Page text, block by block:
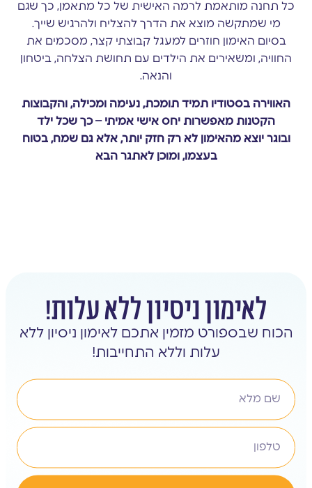
כל תחנה מותאמת לרמה האישית של כל מתאמן, כך שגם
מי שמתקשה מוצא את הדרך להצליח ולהרגיש שייך.
בסיום האימון חוזרים למעגל קבוצתי קצר, מסכמים את
החוויה, ומשאירים את הילדים עם תחושת הצלחה, ביטחון
והנאה.
האווירה בסטודיו תמיד תומכת, נעימה ומכילה, והקבוצות
הקטנות מאפשרות יחס אישי אמיתי – כך שכל ילד
ובוגר יוצא מהאימון לא רק חזק יותר, אלא גם שמח, בטוח
בעצמו, ומוכן לאתגר הבא
לאימון ניסיון ללא עלות!
הכוח שבספורט מזמין אתכם לאימון ניסיון ללא
עלות וללא התחייבות!